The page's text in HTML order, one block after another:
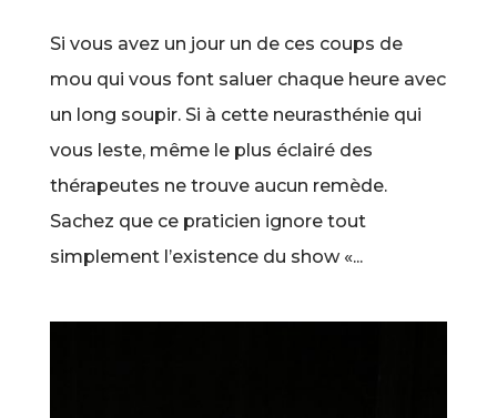
Si vous avez un jour un de ces coups de
mou qui vous font saluer chaque heure avec
un long soupir. Si à cette neurasthénie qui
vous leste, même le plus éclairé des
thérapeutes ne trouve aucun remède.
Sachez que ce praticien ignore tout
simplement l’existence du show «...